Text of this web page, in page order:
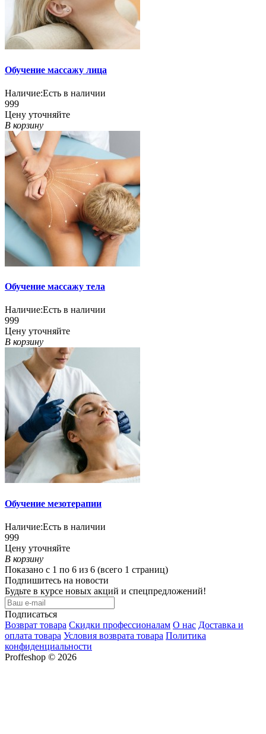
Обучение массажу лица
Наличие:Есть в наличии
999
Цену уточняйте
В корзину
Обучение массажу тела
Наличие:Есть в наличии
999
Цену уточняйте
В корзину
Обучение мезотерапии
Наличие:Есть в наличии
999
Цену уточняйте
В корзину
Показано с 1 по 6 из 6 (всего 1 страниц)
Подпишитесь на новости
Будьте в курсе новых акций и спецпредложений!
Подписаться
Возврат товара Скидки профессионалам О нас Доставка и
оплата товара Условия возврата товара Политика
конфиденциальности
Proffeshop © 2026